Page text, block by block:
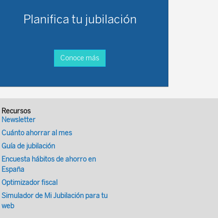
Planifica tu jubilación
Conoce más
Recursos
Newsletter
Cuánto ahorrar al mes
Guía de jubilación
Encuesta hábitos de ahorro en
España
Optimizador fiscal
Simulador de Mi Jubilación para tu
web